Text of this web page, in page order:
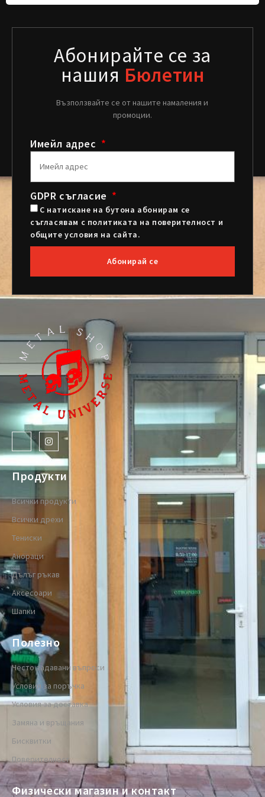
Абонирайте се за
нашия Бюлетин
Възползвайте се от нашите намаления и
промоции.
Имейл адрес
GDPR съгласие
С натискане на бутона абонирам се
съгласявам с политиката на поверителност и
общите условия на сайта.
Абонирай се
Продукти
Всички продукти
Всички дрехи
Тениски
Анораци
Дълъг ръкав
Аксесоари
Шапки
Полезно
Често задавани въпроси
Условия за поръчка
Условия за доставка
Замяна и връщания
Бисквитки
Поверителност
Физически магазин и контакт